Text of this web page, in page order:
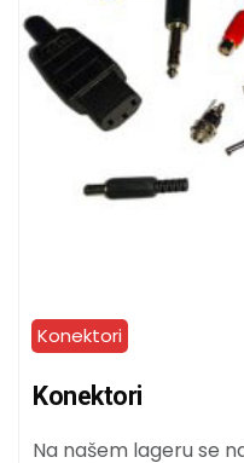
Konektori
Konektori
Na našem lageru se